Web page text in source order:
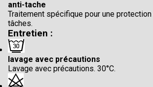
anti-tache
Traitement spécifique pour une
tâches.
Entretien :
lavage avec précautions
Lavage avec précautions. 30°C.